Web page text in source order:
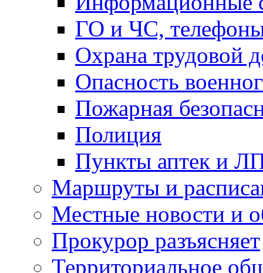
ГО и ЧС,
Охрана трудовой
Опасность
Пожарная
Полиция
Пункты аптек и
Маршруты и
Местные новости и
Прокурор разъясняет
Территориальное